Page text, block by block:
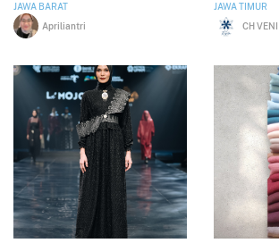
JAWA BARAT
Apriliantri
JAWA TIMUR